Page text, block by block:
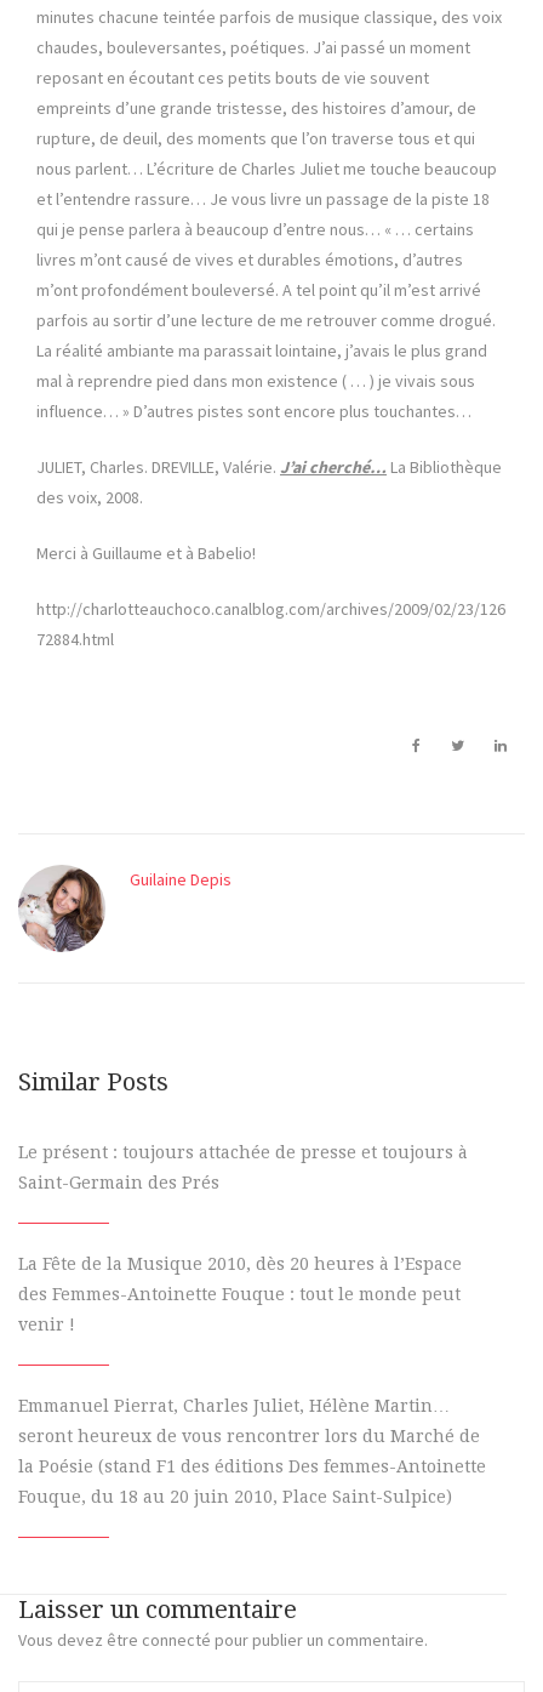
minutes chacune teintée parfois de musique classique, des voix
chaudes, bouleversantes, poétiques. J’ai passé un moment
reposant en écoutant ces petits bouts de vie souvent
empreints d’une grande tristesse, des histoires d’amour, de
rupture, de deuil, des moments que l’on traverse tous et qui
nous parlent… L’écriture de Charles Juliet me touche beaucoup
et l’entendre rassure… Je vous livre un passage de la piste 18
qui je pense parlera à beaucoup d’entre nous… « … certains
livres m’ont causé de vives et durables émotions, d’autres
m’ont profondément bouleversé. A tel point qu’il m’est arrivé
parfois au sortir d’une lecture de me retrouver comme drogué.
La réalité ambiante ma parassait lointaine, j’avais le plus grand
mal à reprendre pied dans mon existence ( … ) je vivais sous
influence… » D’autres pistes sont encore plus touchantes…
JULIET, Charles. DREVILLE, Valérie. J’ai cherché… La Bibliothèque
des voix, 2008.
Merci à Guillaume et à Babelio!
http://charlotteauchoco.canalblog.com/archives/2009/02/23/126
72884.html
Guilaine Depis
Similar Posts
Le présent : toujours attachée de presse et toujours à
Saint-Germain des Prés
La Fête de la Musique 2010, dès 20 heures à l’Espace
des Femmes-Antoinette Fouque : tout le monde peut
venir !
Emmanuel Pierrat, Charles Juliet, Hélène Martin…
seront heureux de vous rencontrer lors du Marché de
la Poésie (stand F1 des éditions Des femmes-Antoinette
Fouque, du 18 au 20 juin 2010, Place Saint-Sulpice)
Laisser un commentaire
Vous devez être connecté pour publier un commentaire.